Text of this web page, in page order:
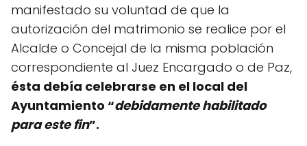
manifestado su voluntad de que la
autorización del matrimonio se realice por el
Alcalde o Concejal de la misma población
correspondiente al Juez Encargado o de Paz,
ésta debía celebrarse en el local del
Ayuntamiento “debidamente habilitado
para este fin”.